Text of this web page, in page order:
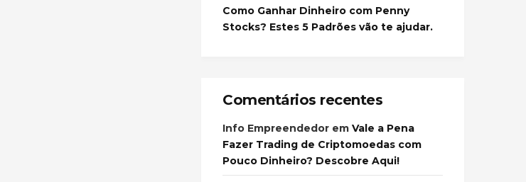
Como Ganhar Dinheiro com Penny
Stocks? Estes 5 Padrões vão te ajudar.
Comentários recentes
Info Empreendedor em Vale a Pena
Fazer Trading de Criptomoedas com
Pouco Dinheiro? Descobre Aqui!